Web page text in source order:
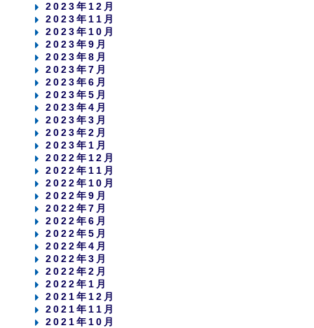
2023年12月
2023年11月
2023年10月
2023年9月
2023年8月
2023年7月
2023年6月
2023年5月
2023年4月
2023年3月
2023年2月
2023年1月
2022年12月
2022年11月
2022年10月
2022年9月
2022年7月
2022年6月
2022年5月
2022年4月
2022年3月
2022年2月
2022年1月
2021年12月
2021年11月
2021年10月